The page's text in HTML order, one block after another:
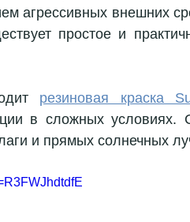
агрессивных внешних
простое и
резиновая краска
в сложных условиях.
и прямых солнечных